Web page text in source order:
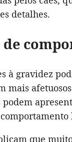
detalhes.
de
à gravidez
mais
que